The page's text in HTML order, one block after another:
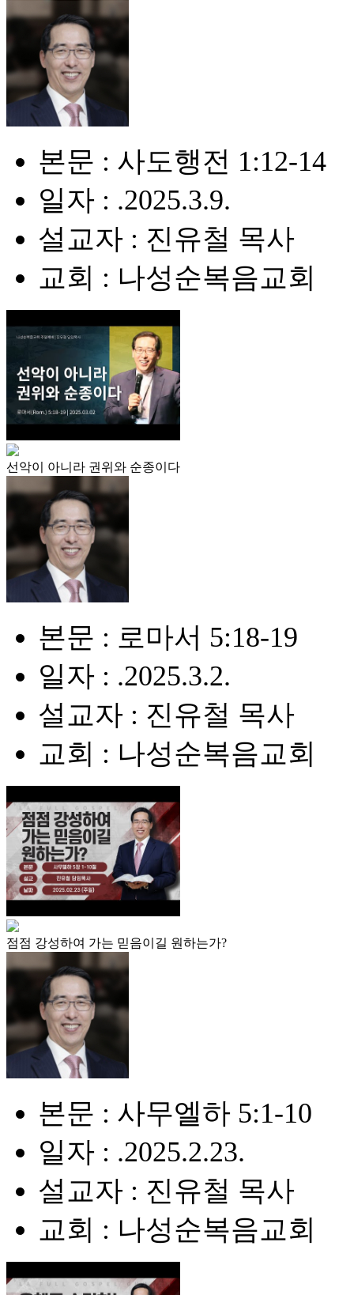
본문 : 사도행전 1:12-14
일자 : .2025.3.9.
설교자 : 진유철 목사
교회 : 나성순복음교회
선악이 아니라 권위와 순종이다
본문 : 로마서 5:18-19
일자 : .2025.3.2.
설교자 : 진유철 목사
교회 : 나성순복음교회
점점 강성하여 가는 믿음이길 원하는가?
본문 : 사무엘하 5:1-10
일자 : .2025.2.23.
설교자 : 진유철 목사
교회 : 나성순복음교회